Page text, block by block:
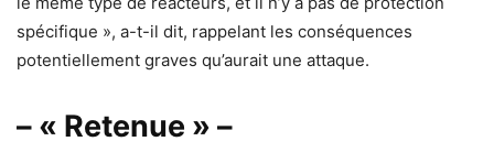
spécifique », a-t-il dit, rappelant les conséquences
potentiellement graves qu’aurait une attaque.
– « Retenue » –